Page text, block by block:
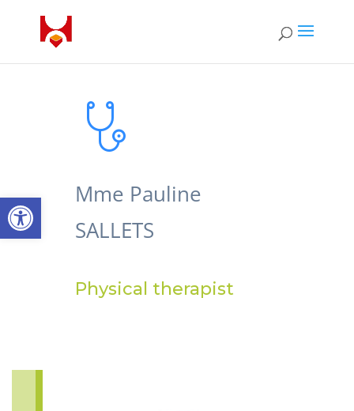
Open toolbarMme Pauline
SALLETS
Physical therapist